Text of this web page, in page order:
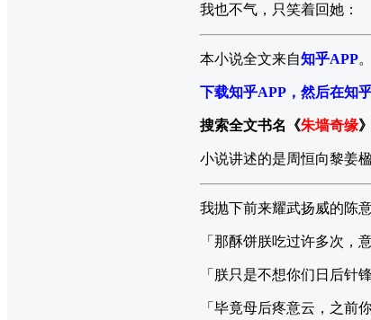
我也不气，只笑着回她：
本小说全文来自知乎APP。
下载知乎APP，然后在知
搜索全文书名《朱墙奇缘
小说讲述的是周恒向黎姜
我抛下前来耀武扬威的陈
「那酥饼朕吃过许多次，
「朕只是不想你们日后针
「毕竟母后疼意云，之前